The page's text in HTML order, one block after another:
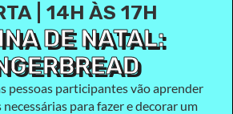
| 14H ÀS 17H
DE NATAL:
pessoas participantes vão aprender
para fazer e decorar um